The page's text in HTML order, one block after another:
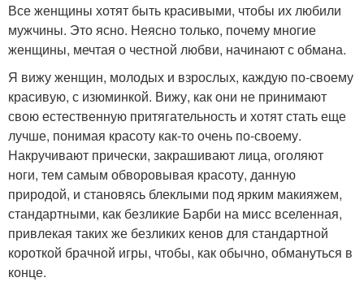
Все женщины хотят быть красивыми, чтобы их любили
мужчины. Это ясно. Неясно только, почему многие
женщины, мечтая о честной любви, начинают с обмана.
Я вижу женщин, молодых и взрослых, каждую по-своему
красивую, с изюминкой. Вижу, как они не принимают
свою естественную притягательность и хотят стать еще
лучше, понимая красоту как-то очень по-своему.
Накручивают прически, закрашивают лица, оголяют
ноги, тем самым обворовывая красоту, данную
природой, и становясь блеклыми под ярким макияжем,
стандартными, как безликие Барби на мисс вселенная,
привлекая таких же безликих кенов для стандартной
короткой брачной игры, чтобы, как обычно, обмануться в
конце.